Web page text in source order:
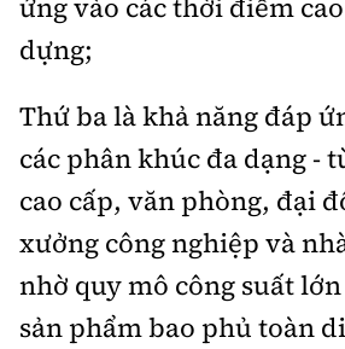
dựng;
Thứ ba là khả năng đáp
các phân khúc đa dạng -
cao cấp, văn phòng, đại
xưởng công nghiệp và
nhờ quy mô công suất
sản phẩm bao phủ toàn